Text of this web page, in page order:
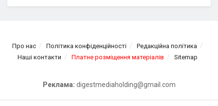
Про нас Політика конфіденційності
Редакційна політика
Наші контакти
Платне розміщення матеріалів Sitemap
Реклама: digestmediaholding@gmail.com